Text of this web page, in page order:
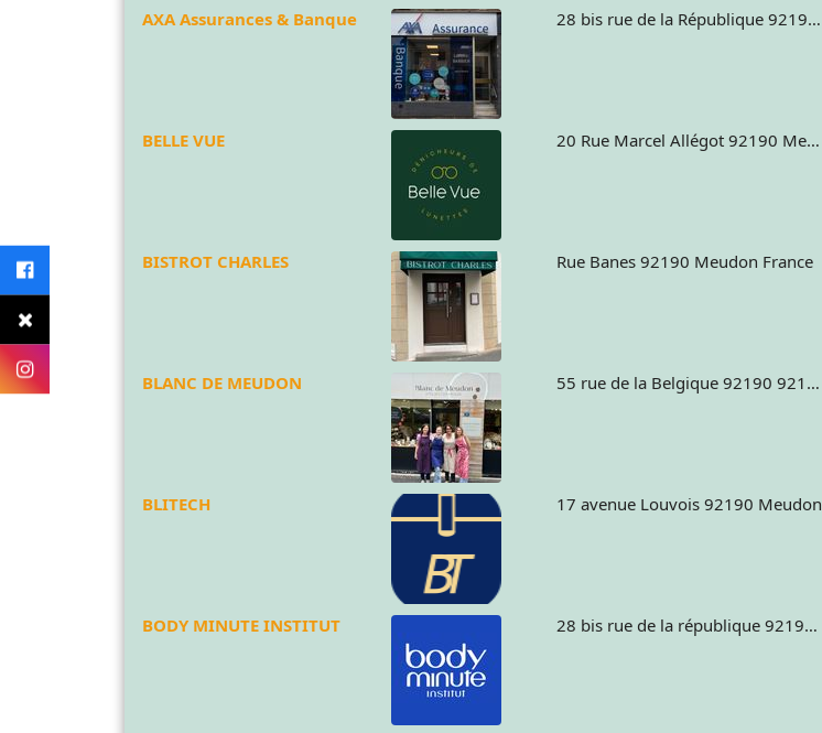
AXA Assurances & Banque 28 bis rue de la République 92190 MEUDON
BELLE VUE 20 Rue Marcel Allégot 92190 Meudon France
BISTROT CHARLES Rue Banes 92190 Meudon France
BLANC DE MEUDON 55 rue de la Belgique 92190 92190 - MEUDON
BLITECH 17 avenue Louvois 92190 Meudon
BODY MINUTE INSTITUT 28 bis rue de la république 92190 Meudon France